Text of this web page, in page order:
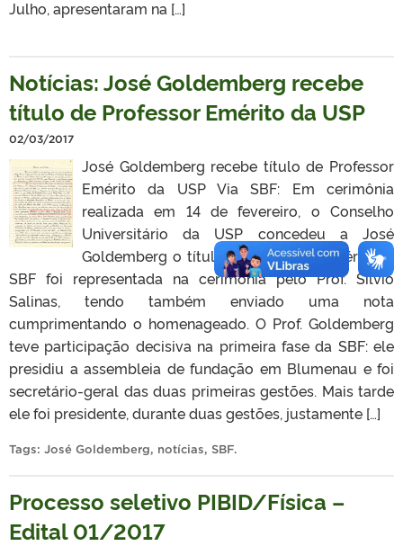
Julho, apresentaram na […]
Notícias: José Goldemberg recebe
título de Professor Emérito da USP
02/03/2017
José Goldemberg recebe título de Professor
Emérito da USP Via SBF: Em cerimônia
realizada em 14 de fevereiro, o Conselho
Universitário da USP concedeu a José
Goldemberg o título de Professor Emérito. A
SBF foi representada na cerimônia pelo Prof. Silvio
Salinas, tendo também enviado uma nota
cumprimentando o homenageado. O Prof. Goldemberg
teve participação decisiva na primeira fase da SBF: ele
presidiu a assembleia de fundação em Blumenau e foi
secretário-geral das duas primeiras gestões. Mais tarde
ele foi presidente, durante duas gestões, justamente […]
Tags: José Goldemberg, notícias, SBF.
Processo seletivo PIBID/Física –
Edital 01/2017